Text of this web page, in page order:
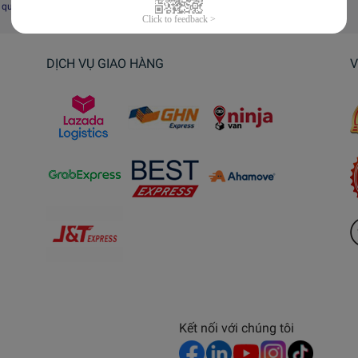
tranh chấp, khiếu nại
DỊCH VỤ GIAO HÀNG
Kết nối với chúng tôi